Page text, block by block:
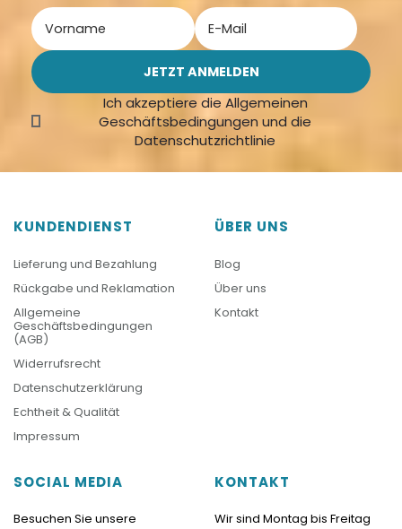
Ich akzeptiere die Allgemeinen
Geschäftsbedingungen und die
Datenschutzrichtlinie
KUNDENDIENST
Lieferung und Bezahlung
Rückgabe und Reklamation
Allgemeine
Geschäftsbedingungen
(AGB)
Widerrufsrecht
Datenschutzerklärung
Echtheit & Qualität
Impressum
ÜBER UNS
Blog
Über uns
Kontakt
SOCIAL MEDIA
Besuchen Sie unsere
KONTAKT
Wir sind Montag bis Freitag